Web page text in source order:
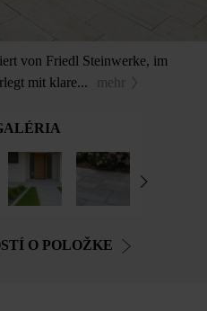
von Friedl Steinwerke, im
mit klare...
mehr
O POLOŽKE